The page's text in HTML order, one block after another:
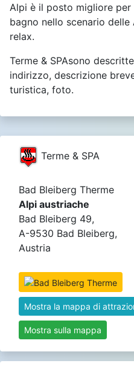
Alpi è il posto migliore
bagno nello scenario
relax.
Terme & SPAsono
indirizzo, descrizione
turistica, foto.
Terme & SPA
Bad Bleiberg Therme
Alpi austriache
Bad Bleiberg 49,
A-9530 Bad Bleiberg,
Austria
Mostra la mappa di
Mostra sulla mappa